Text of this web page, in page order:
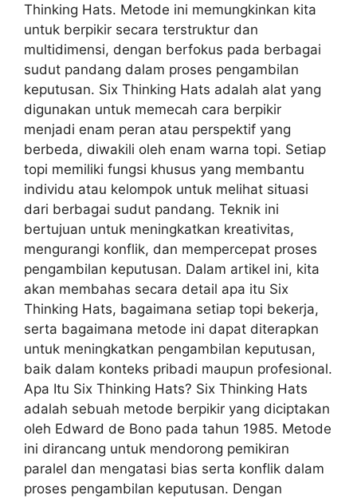
Thinking Hats. Metode ini memungkinkan kita
untuk berpikir secara terstruktur dan
multidimensi, dengan berfokus pada berbagai
sudut pandang dalam proses pengambilan
keputusan. Six Thinking Hats adalah alat yang
digunakan untuk memecah cara berpikir
menjadi enam peran atau perspektif yang
berbeda, diwakili oleh enam warna topi. Setiap
topi memiliki fungsi khusus yang membantu
individu atau kelompok untuk melihat situasi
dari berbagai sudut pandang. Teknik ini
bertujuan untuk meningkatkan kreativitas,
mengurangi konflik, dan mempercepat proses
pengambilan keputusan. Dalam artikel ini, kita
akan membahas secara detail apa itu Six
Thinking Hats, bagaimana setiap topi bekerja,
serta bagaimana metode ini dapat diterapkan
untuk meningkatkan pengambilan keputusan,
baik dalam konteks pribadi maupun profesional.
Apa Itu Six Thinking Hats? Six Thinking Hats
adalah sebuah metode berpikir yang diciptakan
oleh Edward de Bono pada tahun 1985. Metode
ini dirancang untuk mendorong pemikiran
paralel dan mengatasi bias serta konflik dalam
proses pengambilan keputusan. Dengan